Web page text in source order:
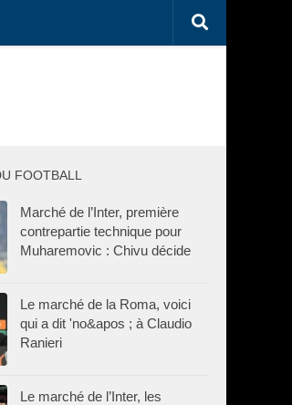
FOOTBALL
Marché de l’Inter, première
contrepartie technique pour
Muharemovic : Chivu décide
Le marché de la Roma, voici
qui a dit 'no&apos ; à Claudio
Ranieri
Le marché de l’Inter, les